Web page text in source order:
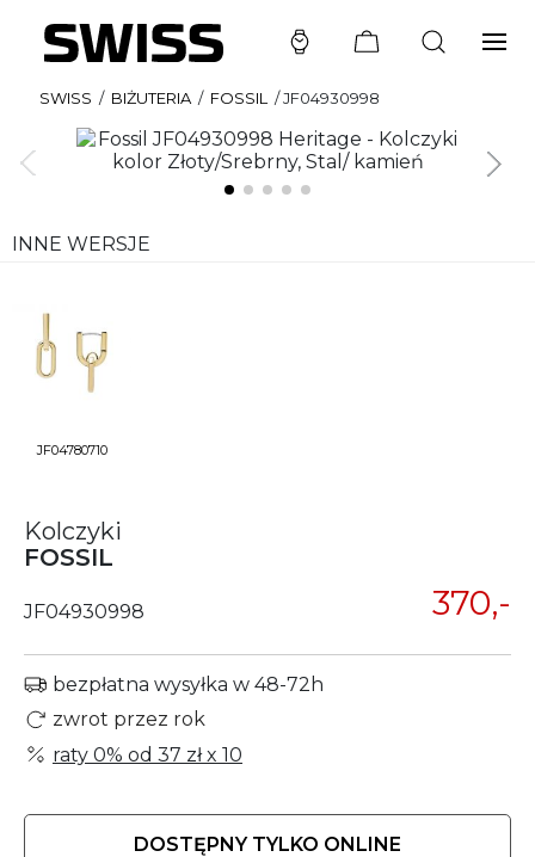
SWISS / BIŻUTERIA / FOSSIL /JF04930998
INNE WERSJE
JF04780710
Kolczyki
FOSSIL
JF04930998 370,-
bezpłatna wysyłka w 48-72h
zwrot przez rok
raty 0% od 37 złx 10
DOSTĘPNY TYLKO ONLINE